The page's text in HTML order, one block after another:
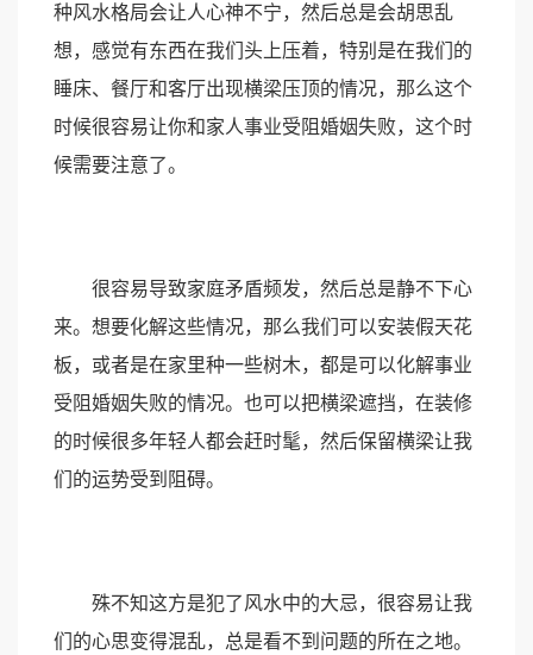
种风水格局会让人心神不宁，然后总是会胡思乱
想，感觉有东西在我们头上压着，特别是在我们的
睡床、餐厅和客厅出现横梁压顶的情况，那么这个
时候很容易让你和家人事业受阻婚姻失败，这个时
候需要注意了。
很容易导致家庭矛盾频发，然后总是静不下心
来。想要化解这些情况，那么我们可以安装假天花
板，或者是在家里种一些树木，都是可以化解事业
受阻婚姻失败的情况。也可以把横梁遮挡，在装修
的时候很多年轻人都会赶时髦，然后保留横梁让我
们的运势受到阻碍。
殊不知这方是犯了风水中的大忌，很容易让我
们的心思变得混乱，总是看不到问题的所在之地。